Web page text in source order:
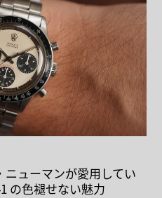
ニューマンが愛用してい
の色褪せない魅力